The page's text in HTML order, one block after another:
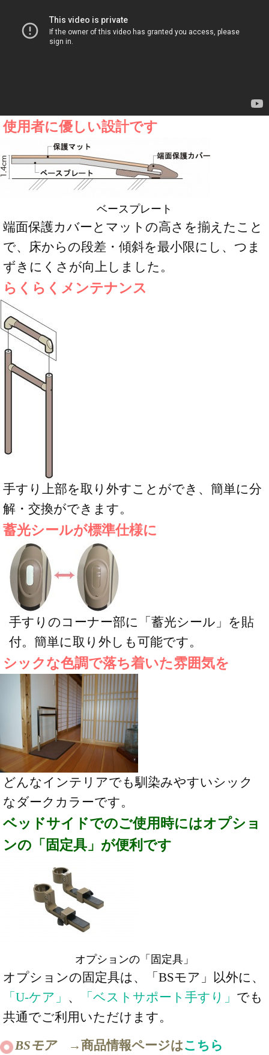
使用者に優しい設計です
ベースプレート
端面保護カバーとマットの高さを揃えたこと
で、床からの段差・傾斜を最小限にし、つま
ずきにくさが向上しました。
らくらくメンテナンス
手すり上部を取り外すことができ、簡単に分
解・交換ができます。
蓄光シールが標準仕様に
手すりのコーナー部に「蓄光シール」を貼
付。簡単に取り外しも可能です。
シックな色調で落ち着いた雰囲気を
どんなインテリアでも馴染みやすいシック
なダークカラーです。
ベッドサイドでのご使用時にはオプショ
ンの「固定具」が便利です
オプションの「固定具」
オプションの固定具は、「BSモア」以外に、
「U-ケア」 、 「ベストサポート手すり」 でも
共通でご利用いただけます。
BSモア→商品情報ページはこちら